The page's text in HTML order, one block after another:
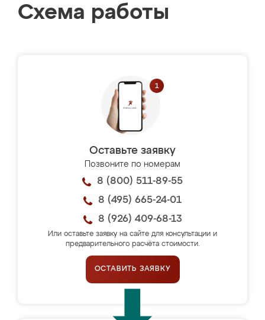
Схема работы
Оставьте заявку
Позвоните по номерам
8 (800) 511-89-55
8 (495) 665-24-01
8 (926) 409-68-13
Или оставьте заявку на сайте для консультации и
предварительного расчёта стоимости.
ОСТАВИТЬ ЗАЯВКУ